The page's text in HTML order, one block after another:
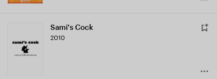
Sami's Cock
2010